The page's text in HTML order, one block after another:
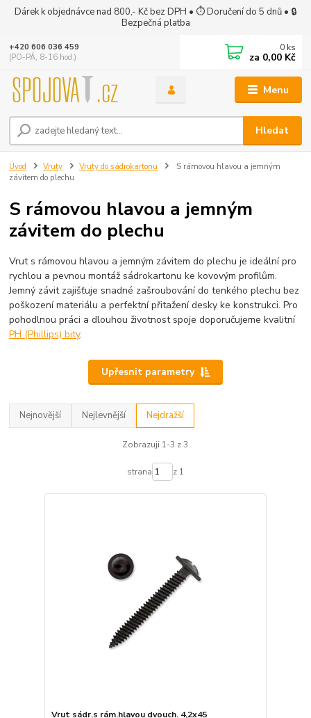
Dárek k objednávce nad 800,- Kč bez DPH • ⏱ Doručení do 5 dnů • 🔒
Bezpečná platba
Menu
Hledat
+420 606 036 459
(PO-PÁ, 8-16 hod.)
0 ks
za 0,00 Kč
Úvod Vruty Vruty do sádrokartonu
S rámovou hlavou a jemným
závitem do plechu
S rámovou hlavou a jemným
závitem do plechu
Vrut s rámovou hlavou a jemným závitem do plechu je ideální pro
rychlou a pevnou montáž sádrokartonu ke kovovým profilům.
Jemný závit zajišťuje snadné zašroubování do tenkého plechu bez
poškození materiálu a perfektní přitažení desky ke konstrukci. Pro
pohodlnou práci a dlouhou životnost spoje doporučujeme kvalitní
PH (Phillips) bity.
Upřesnit parametry
Nejnovější Nejlevnější Nejdražší
Zobrazuji 1-3 z 3
strana z 1
Vrut sádr.s rám.hlavou dvouch. 4,2x45